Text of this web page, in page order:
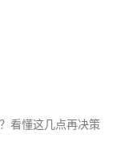
看懂这几点再决策